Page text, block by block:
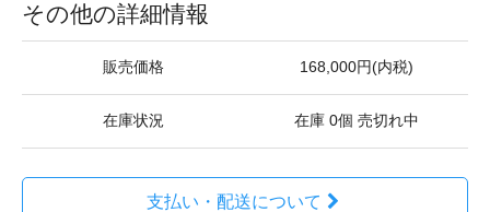
その他の詳細情報
販売価格 168,000円(内税)
在庫状況 在庫 0個 売切れ中
支払い・配送について